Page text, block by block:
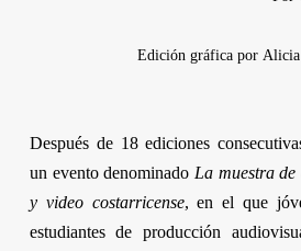
Edición gráfica porAlicia
Después de 18 ediciones
un evento denominado La muestra de
y video costarricense, en el que
estudiantes de producción